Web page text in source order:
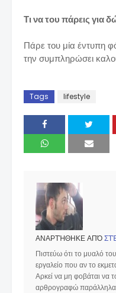
Τι να του πάρεις για
Πάρε του μία έντυπη
την συμπληρώσει
Tags lifestyle
ΑΝΑΡΤΉΘΗΚΕ ΑΠΌ
Πιστεύω ότι το μυαλό
εργαλείο που αν το
Αρκεί να μη φοβάται να
αρθρογραφώ